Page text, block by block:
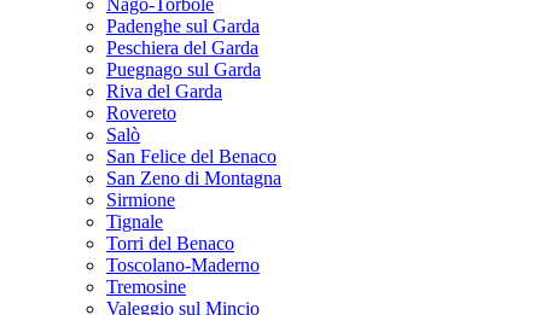
Padenghe sul Garda
Peschiera del Garda
Puegnago sul Garda
Riva del Garda
Rovereto
Salò
San Felice del Benaco
San Zeno di Montagna
Sirmione
Tignale
Torri del Benaco
Toscolano-Maderno
Tremosine
Valeggio sul Mincio